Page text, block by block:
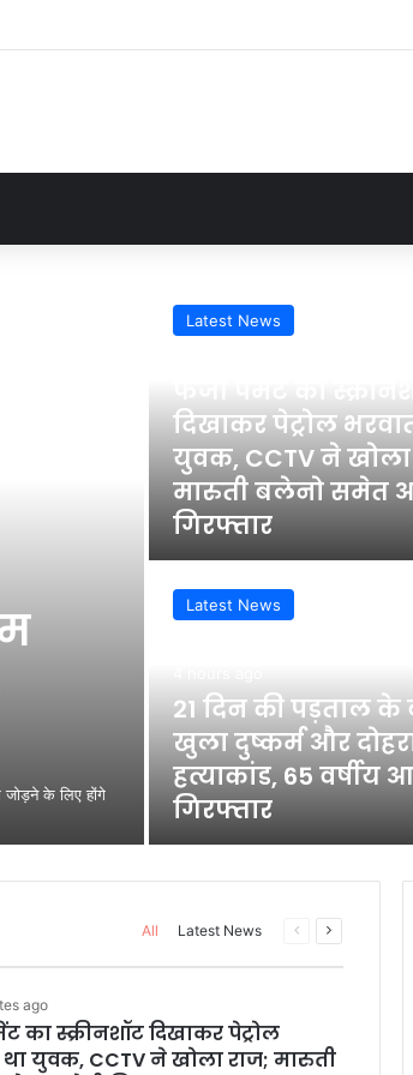
था युवक, CCTV ने खोला राज; मारुती बलेनो समेत आरोपी गिरफ्तार
के लिए होंगे
Latest News
दिखाकर पेट्रोल
युवक, CCTV ने खोला
मारुती बलेनो समेत
गिरफ्तार
Latest News
21 दिन की पड़ताल के
खुला दुष्कर्म और
हत्याकांड, 65 वर्षीय
गिरफ्तार
All Latest News
Previous
Next
ago
का स्क्रीनशॉट दिखाकर पेट्रोल
था युवक, CCTV ने खोला राज; मारुती